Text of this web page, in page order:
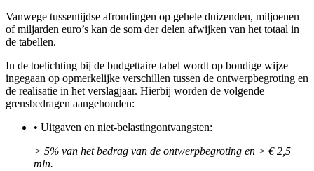
Vanwege tussentijdse afrondingen op gehele duizenden, miljoenen
of miljarden euro’s kan de som der delen afwijken van het totaal in
de tabellen.
In de toelichting bij de budgettaire tabel wordt op bondige wijze
ingegaan op opmerkelijke verschillen tussen de ontwerpbegroting en
de realisatie in het verslagjaar. Hierbij worden de volgende
grensbedragen aangehouden:
• Uitgaven en niet-belastingontvangsten:
> 5% van het bedrag van de ontwerpbegroting en > € 2,5
mln.